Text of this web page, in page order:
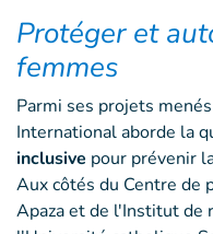
Protéger et
femmes
Parmi ses projets
International aborde la
inclusive pour prévenir
Aux côtés du Centre de
Apaza et de l'Institut de